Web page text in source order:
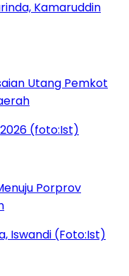
Utang Pemkot
Porprov